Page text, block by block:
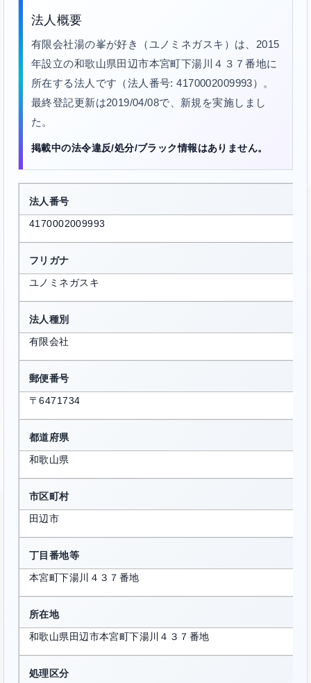
法人概要
有限会社湯の峯が好き（ユノミネガスキ）は、2015
年設立の和歌山県田辺市本宮町下湯川４３７番地に
所在する法人です（法人番号: 4170002009993）。
最終登記更新は2019/04/08で、新規を実施しまし
た。
掲載中の法令違反/処分/ブラック情報はありません。
法人番号
4170002009993
フリガナ
ユノミネガスキ
法人種別
有限会社
郵便番号
〒6471734
都道府県
和歌山県
市区町村
田辺市
丁目番地等
本宮町下湯川４３７番地
所在地
和歌山県田辺市本宮町下湯川４３７番地
処理区分